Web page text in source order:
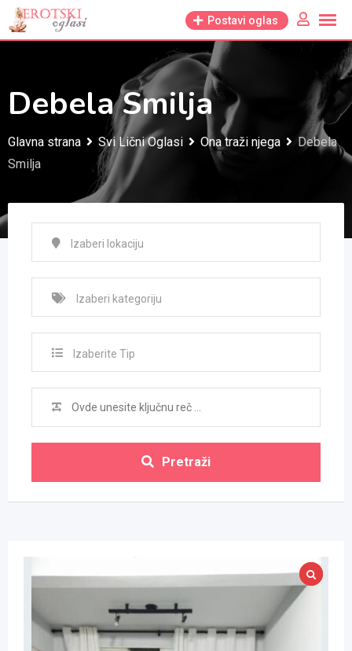
Skip
to
Postavi oglas
Debela Smilja
Glavna strana Svi Lični Oglasi Ona traži njega
Debela
Smilja
Izaberite Tip
Pretraži